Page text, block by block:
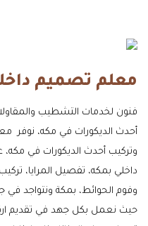
معلم تصميم داخلي بمكة
فنون لخدمات التشطيب
أحدث الديكورات في مكه، نوفر
وتركيب أحدث الديكورات في
داخلي بمكه، تفصيل المرايا،
وفوم الحوائط، بمكة ونتواجد في
حيث نعمل بكل جهد في تقديم